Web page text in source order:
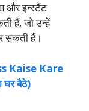
और इन्स्टैंट
हैं, जो उन्हें
सकती हैं।
Kaise Kare
बैठे)